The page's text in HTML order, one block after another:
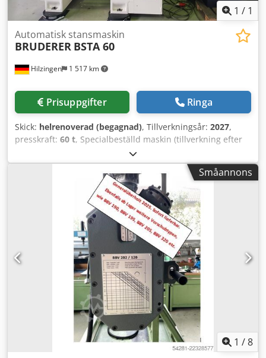
1 / 1
Hilzingen 1 517 km
Automatisk stansmaskin
BRUDERER BSTA 60
Prisuppgifter Ringa
Skick: helrenoverad (begagnad), Tillverkningsår: 2027,
presskraft: 60 t, Specialbeställd maskin (tillverkning efter
beställning): Högprestanda-stansmaskin BSTA 60,
uppgradering/totalrenovering. Ombyggnad till eldrift och
nytt Unidor PC-styrsystem. Credpezlqlfofx Ai Tsf Möjlighet
till utökning av verktygsmonteringsutrymmet. Kontakta oss
för detaljerade offerter.
Småannons
1 /8